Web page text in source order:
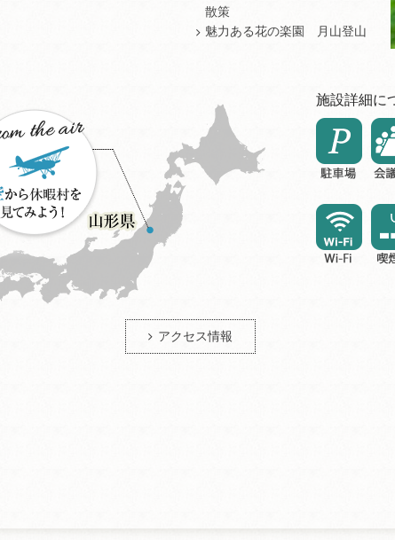
散策
魅力ある花の楽園 月山登山
アクセス情報
施設詳細に